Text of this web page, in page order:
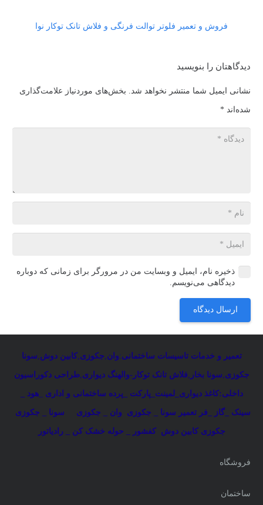
فروش و تعمیر فلوتر توالت فرنگی و فلاش تانک توکار نوا
دیدگاهتان را بنویسید
نشانی ایمیل شما منتشر نخواهد شد. بخش‌های موردنیاز علامت‌گذاری
شده‌اند *
ذخیره نام، ایمیل و وبسایت من در مرورگر برای زمانی که دوباره
دیدگاهی می‌نویسم.
ارسال دیدگاه
تعمیر و خدمات تاسیسات ساختمانی:وان جکوزی ,کابین دوش سونا
جکوزی سونا بخار فلاش تانک توکار-والهنگ دیواری ,طراحی دکوراسیون
داخلی:کاغذ دیواری_لمینت_پارکت _پرده ساختمانی و اداری _هود _
سینک _گاز _فر تعمیر سونا _ جکوزی وان _ جکوزی سونا _ جکوزی
جکوزی کابین دوش کفشور _ حوله خشک کن _ رادیاتور
فروشگاه
ساختمان